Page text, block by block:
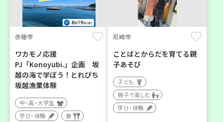
赤穂市
ワカモノ応援
PJ「Konoyubi.」企画 坂
越の海で学ぼう！とれぴち
坂越漁業体験
中・高・大学生
学び・体験
食
尼崎市
ことばとからだを育てる親
子あそび
子ども
親子で楽しむ
学び・体験